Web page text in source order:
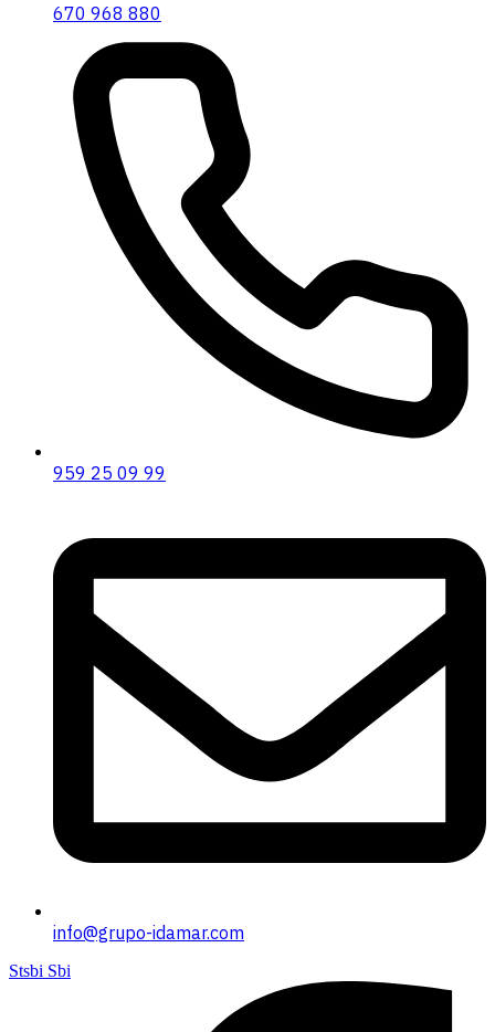
670 968 880
959 25 09 99
info@grupo-idamar.com
Stsbi Sbi